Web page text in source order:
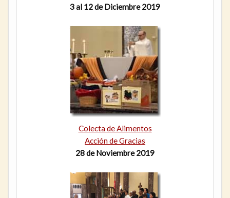
3 al 12 de Diciembre 2019
Colecta de Alimentos
Acción de Gracias
28 de Noviembre 2019